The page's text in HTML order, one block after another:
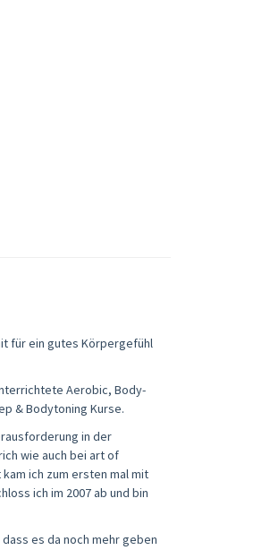
für ein gutes Körpergefühl
Aerobic, Body-
& Bodytoning Kurse.
in der
wie auch bei art of
ich zum ersten mal mit
ich im 2007 ab und bin
es da noch mehr geben